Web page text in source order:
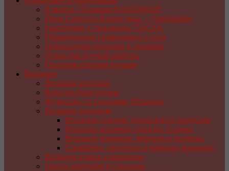
8 марта. Подарки HANDMADE
День Святого Валентина — handmade
Handmade к празднику ПАСХA
Праздничная сервировка стола
Новогодние игрушки и поделки
Открытки ручной работы
Подарки своими руками
Вязание
Вязание игрушек
Куколки Амигуруми
Журналы со схемами. Вязание
Вязание крючком
Вязание пледов, покрывал и подушек
Вязаная крючком одежда. Схемы
Вязание крючком. Мелочи и поделки
Салфетки, скатерти и коврики крючком
Вязание сумок и корзинок
Цветы крючком и спицами